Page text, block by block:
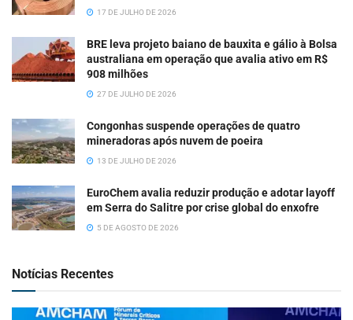
17 DE JULHO DE 2026
BRE leva projeto baiano de bauxita e gálio à Bolsa
australiana em operação que avalia ativo em R$
908 milhões
27 DE JULHO DE 2026
Congonhas suspende operações de quatro
mineradoras após nuvem de poeira
13 DE JULHO DE 2026
EuroChem avalia reduzir produção e adotar layoff
em Serra do Salitre por crise global do enxofre
5 DE AGOSTO DE 2026
Notícias Recentes